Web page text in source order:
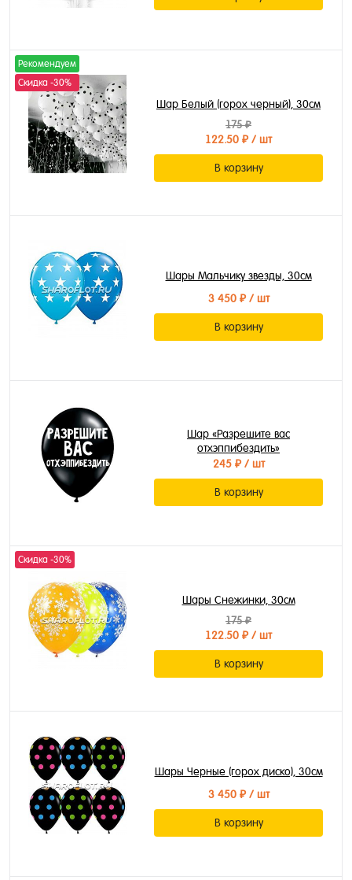
Рекомендуем
Скидка -30%
Шар Белый (горох черный), 30см
175 ₽
122.50 ₽/ шт
В корзину
Шары Мальчику звезды, 30см
3 450 ₽/ шт
В корзину
Шар «Разрешите вас
отхэппибездить»
245 ₽/ шт
В корзину
Скидка -30%
Шары Снежинки, 30см
175 ₽
122.50 ₽/ шт
В корзину
Шары Черные (горох диско), 30см
3 450 ₽/ шт
В корзину